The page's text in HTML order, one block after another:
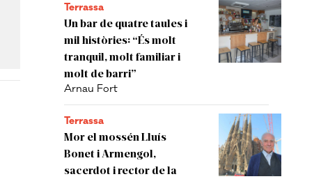
Terrassa
Un bar de quatre taules i
mil històries: “És molt
tranquil, molt familiar i
molt de barri”
Arnau Fort
Terrassa
Mor el mossén Lluís
Bonet i Armengol,
sacerdot i rector de la